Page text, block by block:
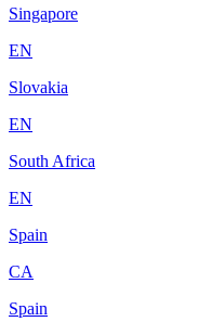
Singapore
EN
Slovakia
EN
South Africa
EN
Spain
CA
Spain